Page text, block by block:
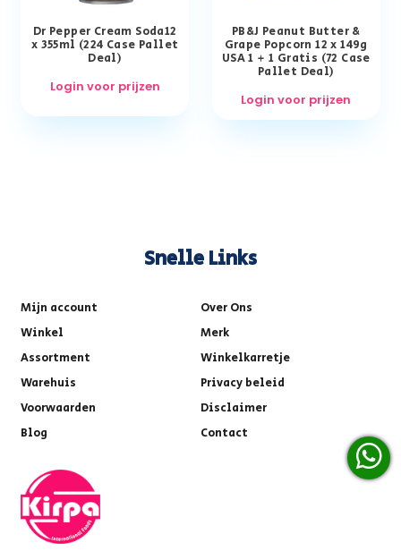
Dr Pepper Cream Soda12
x 355ml (224 Case Pallet
Deal)
Login voor prijzen
PB&J Peanut Butter &
Grape Popcorn 12 x 149g
USA 1 + 1 Gratis (72 Case
Pallet Deal)
Login voor prijzen
Snelle Links
Mijn account
Over Ons
Winkel
Merk
Assortment
Winkelkarretje
Warehuis
Privacy beleid
Voorwaarden
Disclaimer
Blog
Contact